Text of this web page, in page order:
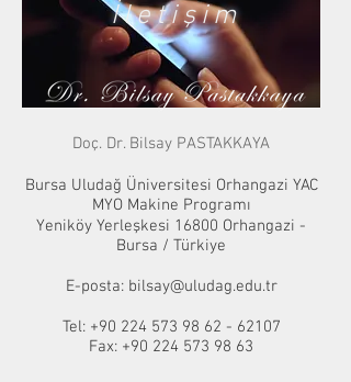
İletişim
Doç. Dr. Bilsay PASTAKKAYA
Bursa Uludağ Üniversitesi Orhangazi YAC
MYO Makine Programı
Yeniköy Yerleşkesi 16800 Orhangazi -
Bursa / Türkiye
E-posta: bilsay@uludag.edu.tr
Tel: +90 224 573 98 62 - 62107
Fax: +90 224 573 98 63